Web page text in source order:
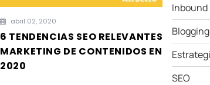
abril 02, 2020
6 TENDENCIAS SEO RELEVANTES
MARKETING DE CONTENIDOS EN
2020
Inbound
Blogging
SEO